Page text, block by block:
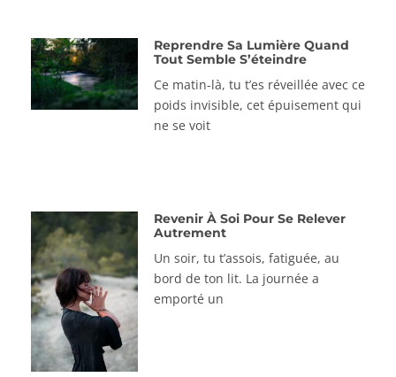
Reprendre Sa Lumière Quand
Tout Semble S’éteindre
Ce matin-là, tu t’es réveillée avec ce
poids invisible, cet épuisement qui
ne se voit
Revenir À Soi Pour Se Relever
Autrement
Un soir, tu t’assois, fatiguée, au
bord de ton lit. La journée a
emporté un